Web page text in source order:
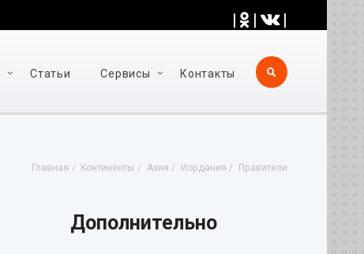
| | |
Статьи Cервисы Контакты
Главная Континенты Азия Иордания Правители
Дополнительно